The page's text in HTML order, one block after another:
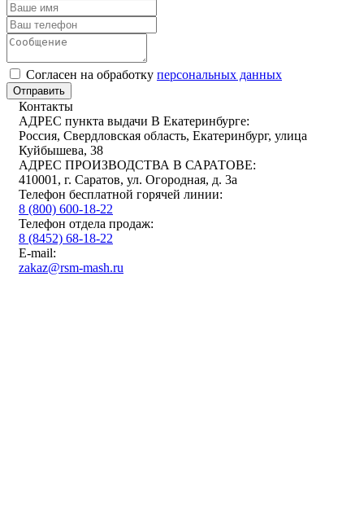
Cогласен на обработку персональных данных
Отправить
Контакты
АДРЕС пункта выдачи В Екатеринбурге:
Россия, Свердловская область, Екатеринбург, улица
Куйбышева, 38
АДРЕС ПРОИЗВОДСТВА В САРАТОВЕ:
410001, г. Саратов, ул. Огородная, д. 3а
Телефон бесплатной горячей линии:
8 (800) 600-18-22
Телефон отдела продаж:
8 (8452) 68-18-22
E-mail:
zakaz@rsm-mash.ru